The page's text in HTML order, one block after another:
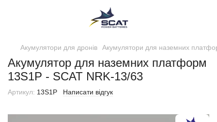
Акумулятори для дронів Акумулятори для наземних
Акумулятор для наземних платформ
13S1P - SCAT NRK-13/63
Артикул: 13S1P Написати відгук